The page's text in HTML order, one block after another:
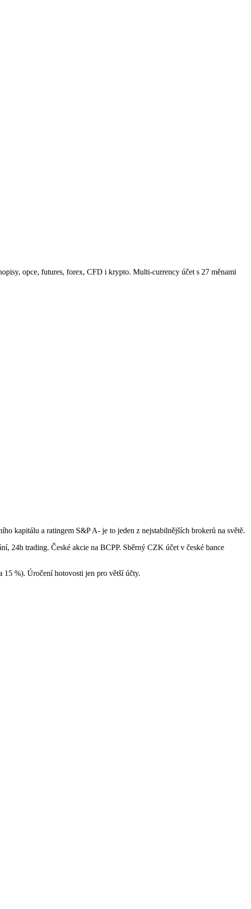
opce, futures, forex, CFD i krypto. Multi-currency účet s 27 měnami
kapitálu a ratingem S&P A- je to jeden z nejstabilnějších brokerů na světě.
24h trading. České akcie na BCPP. Sběrný CZK účet v české bance
15 %). Úročení hotovosti jen pro větší účty.